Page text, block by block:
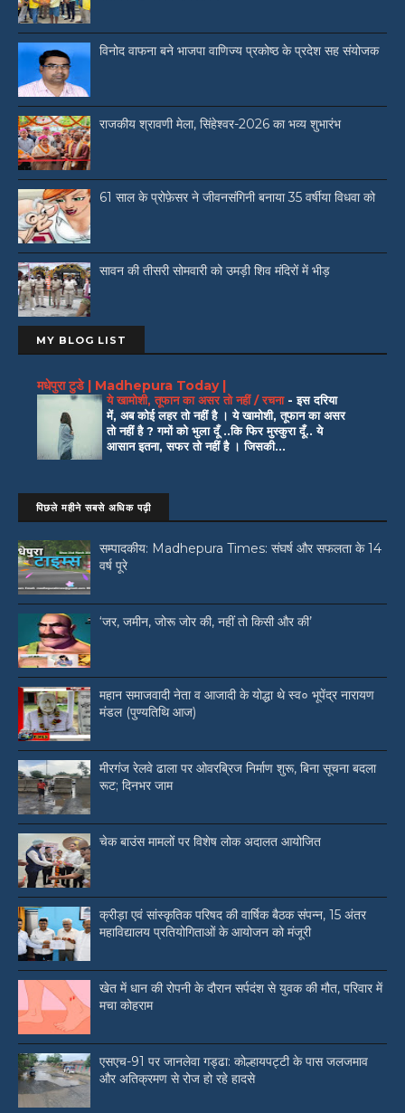
विनोद वाफना बने भाजपा वाणिज्य प्रकोष्ठ के प्रदेश सह संयोजक
राजकीय श्रावणी मेला, सिंहेश्वर-2026 का भव्य शुभारंभ
61 साल के प्रोफ़ेसर ने जीवनसंगिनी बनाया 35 वर्षीया विधवा को
सावन की तीसरी सोमवारी को उमड़ी शिव मंदिरों में भीड़
MY BLOG LIST
मधेपुरा टुडे | Madhepura Today |
ये खामोशी, तूफान का असर तो नहीं / रचना -इस दरिया
में, अब कोई लहर तो नहीं है । ये खामोशी, तूफान का असर
तो नहीं है ? गमों को भुला दूँ ..कि फिर मुस्कुरा दूँ.. ये
आसान इतना, सफर तो नहीं है । जिसकी...
पिछले महीने सबसे अधिक पढ़ी
सम्पादकीय: Madhepura Times: संघर्ष और सफलता के 14
वर्ष पूरे
‘जर, जमीन, जोरू जोर की, नहीं तो किसी और की’
महान समाजवादी नेता व आजादी के योद्धा थे स्व० भूपेंद्र नारायण
मंडल (पुण्यतिथि आज)
मीरगंज रेलवे ढाला पर ओवरब्रिज निर्माण शुरू, बिना सूचना बदला
रूट; दिनभर जाम
चेक बाउंस मामलों पर विशेष लोक अदालत आयोजित
क्रीड़ा एवं सांस्कृतिक परिषद की वार्षिक बैठक संपन्न, 15 अंतर
महाविद्यालय प्रतियोगिताओं के आयोजन को मंजूरी
खेत में धान की रोपनी के दौरान सर्पदंश से युवक की मौत, परिवार में
मचा कोहराम
एसएच-91 पर जानलेवा गड्ढा: कोल्हायपट्टी के पास जलजमाव
और अतिक्रमण से रोज हो रहे हादसे